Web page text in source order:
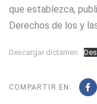
que establezca,
Derechos de los y
Descargar dictamen
COMPARTIR EN: